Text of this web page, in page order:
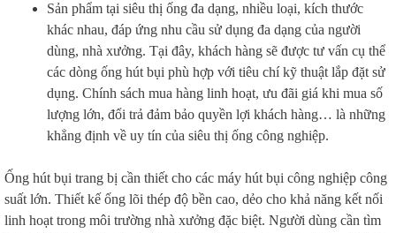
Sản phẩm tại siêu thị ống đa dạng, nhiều loại, kích thước
khác nhau, đáp ứng nhu cầu sử dụng đa dạng của người
dùng, nhà xưởng. Tại đây, khách hàng sẽ được tư vấn cụ thể
các dòng ống hút bụi phù hợp với tiêu chí kỹ thuật lắp đặt sử
dụng. Chính sách mua hàng linh hoạt, ưu đãi giá khi mua số
lượng lớn, đổi trả đảm bảo quyền lợi khách hàng… là những
khẳng định về uy tín của siêu thị ống công nghiệp.
Ống hút bụi trang bị cần thiết cho các máy hút bụi công nghiệp công
suất lớn. Thiết kế ống lõi thép độ bền cao, dẻo cho khả năng kết nối
linh hoạt trong môi trường nhà xưởng đặc biệt. Người dùng cần tìm